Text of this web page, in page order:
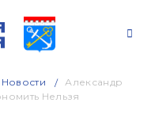
Новости
Александр
Нельзя